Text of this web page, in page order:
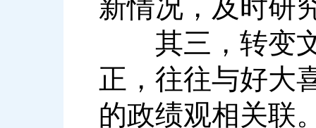
新情况，及时研
其三，转变文
正，往往与好大
的政绩观相关联